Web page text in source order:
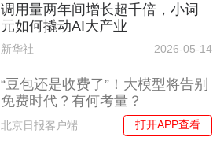
调用量两年间增长超千倍，小词
元如何撬动AI大产业
新华社 2026-05-14
“豆包还是收费了”！大模型将告别
免费时代？有何考量？
北京日报客户端 打开APP查看